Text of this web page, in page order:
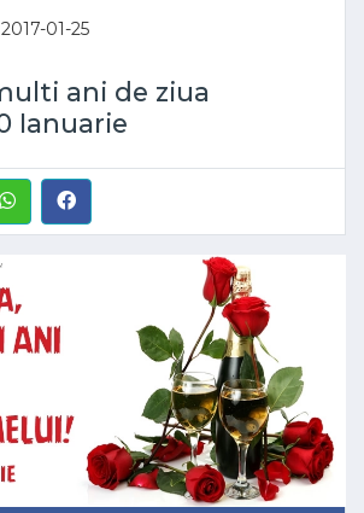
2017-01-25
ani de ziua
Ianuarie